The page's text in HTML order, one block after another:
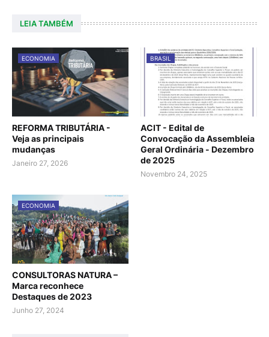
LEIA TAMBÉM
ECONOMIA
REFORMA TRIBUTÁRIA -
Veja as principais
mudanças
Janeiro 27, 2026
BRASIL
ACIT - Edital de
Convocação da Assembleia
Geral Ordinária - Dezembro
de 2025
Novembro 24, 2025
ECONOMIA
CONSULTORAS NATURA –
Marca reconhece
Destaques de 2023
Junho 27, 2024